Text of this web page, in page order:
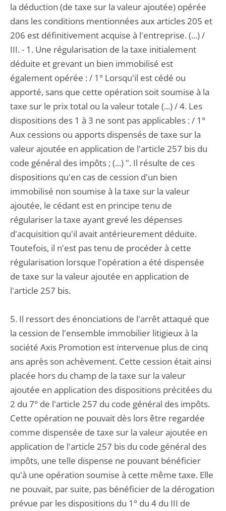
la déduction (de taxe sur la valeur ajoutée) opérée
dans les conditions mentionnées aux articles 205 et
206 est définitivement acquise à l'entreprise. (...) /
III. - 1. Une régularisation de la taxe initialement
déduite et grevant un bien immobilisé est
également opérée : / 1° Lorsqu'il est cédé ou
apporté, sans que cette opération soit soumise à la
taxe sur le prix total ou la valeur totale (...) / 4. Les
dispositions des 1 à 3 ne sont pas applicables : / 1°
Aux cessions ou apports dispensés de taxe sur la
valeur ajoutée en application de l'article 257 bis du
code général des impôts ; (...) ". Il résulte de ces
dispositions qu'en cas de cession d'un bien
immobilisé non soumise à la taxe sur la valeur
ajoutée, le cédant est en principe tenu de
régulariser la taxe ayant grevé les dépenses
d'acquisition qu'il avait antérieurement déduite.
Toutefois, il n'est pas tenu de procéder à cette
régularisation lorsque l'opération a été dispensée
de taxe sur la valeur ajoutée en application de
l'article 257 bis.
5. Il ressort des énonciations de l'arrêt attaqué que
la cession de l'ensemble immobilier litigieux à la
société Axis Promotion est intervenue plus de cinq
ans après son achèvement. Cette cession était ainsi
placée hors du champ de la taxe sur la valeur
ajoutée en application des dispositions précitées du
2 du 7° de l'article 257 du code général des impôts.
Cette opération ne pouvait dès lors être regardée
comme dispensée de taxe sur la valeur ajoutée en
application de l'article 257 bis du code général des
impôts, une telle dispense ne pouvant bénéficier
qu'à une opération soumise à cette même taxe. Elle
ne pouvait, par suite, pas bénéficier de la dérogation
prévue par les dispositions du 1° du 4 du III de